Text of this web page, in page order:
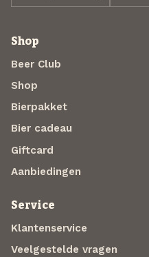
Shop
Beer Club
Shop
Bierpakket
Bier cadeau
Giftcard
Aanbiedingen
Service
Klantenservice
Veelgestelde vragen